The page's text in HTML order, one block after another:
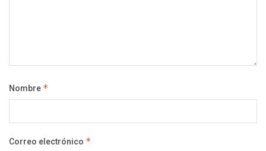
Nombre *
Correo electrónico *